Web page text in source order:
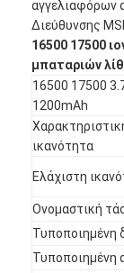
αγγελιαφόρων
Διεύθυνσης
16500 17500
μπαταριών
16500 17500
1200mAh
ικανότητα
Ελάχιστη
Ονομαστική
Τυποποιημένη
Τυποποιημένη